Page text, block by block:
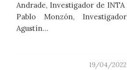
Andrade, Investigador de INTA
Pablo Monzón,
Agustín…
19/04/2022